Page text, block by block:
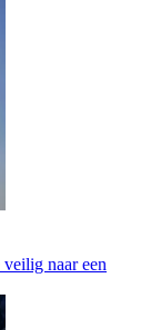
naar een